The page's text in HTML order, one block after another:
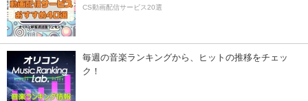
CS動画配信サービス20選
毎週の音楽ランキングから、ヒットの推移をチェッ
ク！